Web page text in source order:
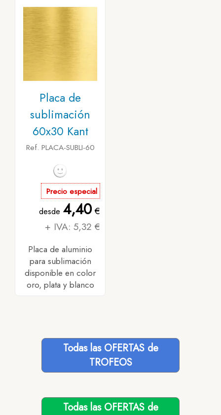
Placa de
sublimación
60x30 Kant
Ref. PLACA-SUBLI-60
Precio especial
desde 4,40€
+ IVA: 5,32 €
Placa de aluminio
para sublimación
disponible en color
oro, plata y blanco
Todas las OFERTAS de
TROFEOS
Todas las OFERTAS de